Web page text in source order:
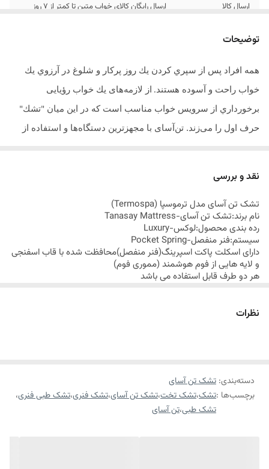
ارسال کالا
ارسال رایگان کالای خواب متین تا کمتر از 7 روز
توضیحات
همه افراد پس از سپري كردن يك روز پركار و شلوغ در آرزوي يك
خواب راحت و آسوده هستند. از لازمه‌های يك خواب رؤیایی
برخورداري از سرويس خواب مناسب است كه در اين ميان "تشك"
حرف اول را می‌زند. تن‌آسای با مجهزترین دستگاه‌ها و استفاده از
نقد و بررسی
تشک تن آسای مدل ترموسپا (Termospa
)
نام برند:تشک تن آسای-Tanasay Mattress
رده بندی محصول:لوکس-Luxury
سیستم:فنر منفصل-Pocket Spring
دارای اسکلت پاکت اسپرینگ(فنر منفصل)محافظت شده با قاب اسفنجی
و لایه هایی از فوم هوشمند (مموری فوم)
هر دو طرف قابل استفاده می باشد
در نخ ترمو اسپا با جذب یا انتشار گرمای محیط به تنظیم درجه حرارت می
ارسال این محصول از طریق باربری میباشد.
ارسال رایگان کالای خواب متین تا کمتر از 7 روز کاری آینده
نظرات
دسته‌بندی: تشک تن آسای
برچسب‌ها :تشک،تشک تخت،تشک تن آسای،تشک فنری،تشک طبی فنری،
تشک طبی،تن آسای